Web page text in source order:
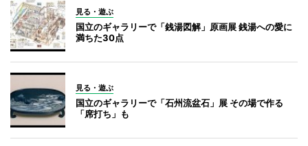
見る・遊ぶ
国立のギャラリーで「銭湯図解」原画展 銭湯への愛に
満ちた30点
見る・遊ぶ
国立のギャラリーで「石州流盆石」展 その場で作る
「席打ち」も